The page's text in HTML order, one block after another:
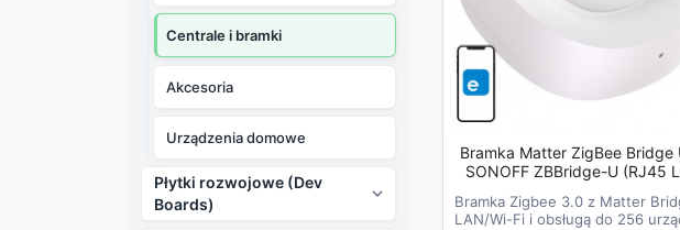
Centrale i bramki
Akcesoria
Urządzenia domowe
Płytki rozwojowe (Dev
Boards)

Bramka Matter ZigBee Bridge
SONOFF ZBBridge-U (RJ45 LAN,
Bramka Zigbee 3.0 z Matter
LAN/Wi-Fi i obsługą do 256